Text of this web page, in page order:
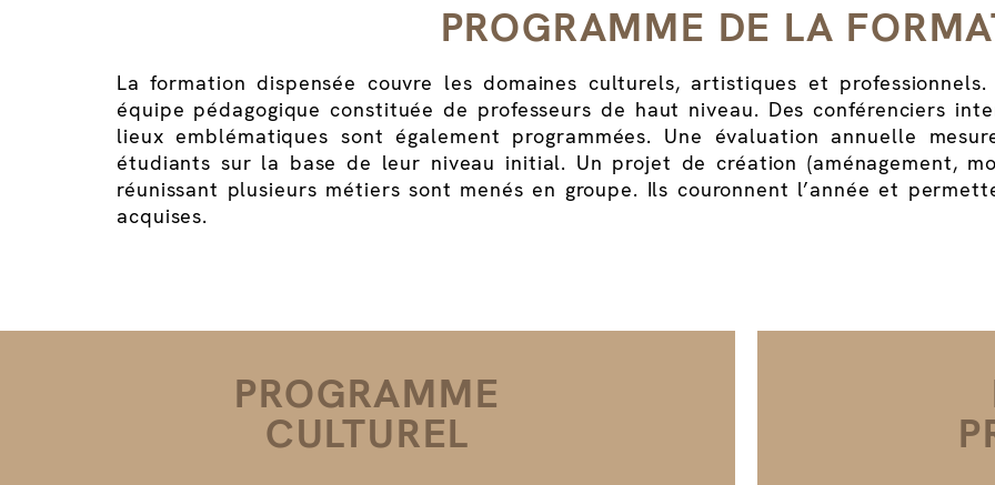
PROGRAMME DE LA
La formation dispensée couvre les domaines culturels, artistiques et
équipe pédagogique constituée de professeurs de haut niveau. Des conférenciers
lieux emblématiques sont également programmées. Une évaluation annuelle
étudiants sur la base de leur niveau initial. Un projet de création (aménagement,
réunissant plusieurs métiers sont menés en groupe. Ils couronnent l’année et
acquises.
PROGRAMME
CULTUREL